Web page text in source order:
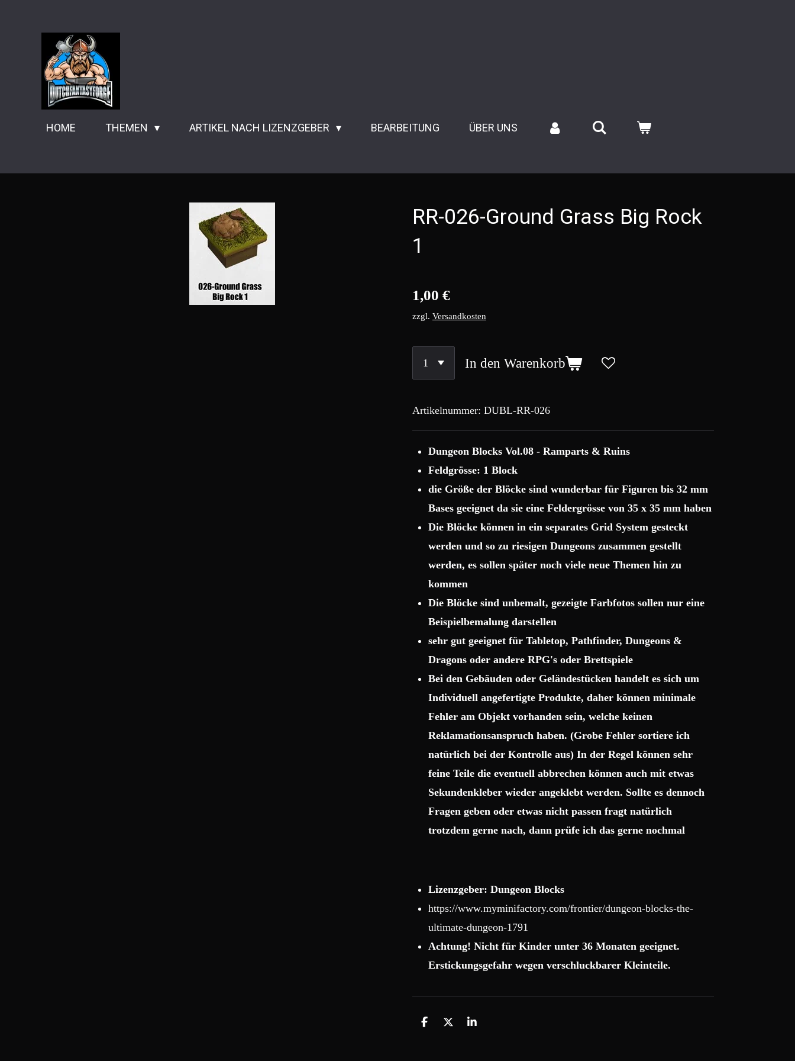
Hauptinhalt
HOME THEMEN ARTIKEL NACH LIZENZGEBER BEARBEITUNG ÜBER UNS
RR-026-Ground Grass Big Rock
1
1,00 €
zzgl. Versandkosten
In den Warenkorb
Artikelnummer: DUBL-RR-026
Dungeon Blocks Vol.08 - Ramparts & Ruins
Feldgrösse: 1 Block
die Größe der Blöcke sind wunderbar für Figuren bis 32 mm
Bases geeignet da sie eine Feldergrösse von 35 x 35 mm haben
Die Blöcke können in ein separates Grid System gesteckt
werden und so zu riesigen Dungeons zusammen gestellt
werden, es sollen später noch viele neue Themen hin zu
kommen
Die Blöcke sind unbemalt, gezeigte Farbfotos sollen nur eine
Beispielbemalung darstellen
sehr gut geeignet für Tabletop, Pathfinder, Dungeons &
Dragons oder andere RPG's oder Brettspiele
Bei den Gebäuden oder Geländestücken handelt es sich um
Individuell angefertigte Produkte, daher können minimale
Fehler am Objekt vorhanden sein, welche keinen
Reklamationsanspruch haben. (Grobe Fehler sortiere ich
natürlich bei der Kontrolle aus) In der Regel können sehr
feine Teile die eventuell abbrechen können auch mit etwas
Sekundenkleber wieder angeklebt werden. Sollte es dennoch
Fragen geben oder etwas nicht passen fragt natürlich
trotzdem gerne nach, dann prüfe ich das gerne nochmal
Lizenzgeber: Dungeon Blocks
https://www.myminifactory.com/frontier/dungeon-blocks-the-
ultimate-dungeon-1791
Achtung! Nicht für Kinder unter 36 Monaten geeignet.
Erstickungsgefahr wegen verschluckbarer Kleinteile.
T
T
T